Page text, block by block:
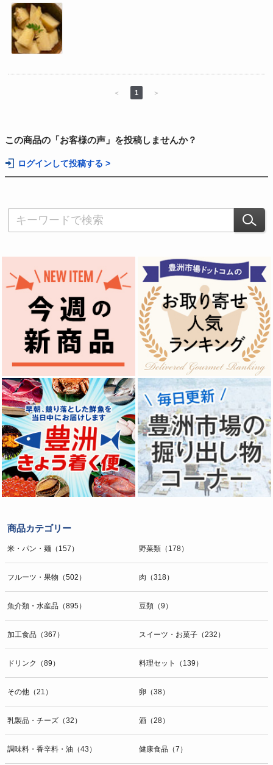
＜ 1 ＞
この商品の「お客様の声」を投稿しませんか？
ログインして投稿する >
商品カテゴリー
米・パン・麺（157） 野菜類（178）
フルーツ・果物（502） 肉（318）
魚介類・水産品（895） 豆類（9）
加工食品（367） スイーツ・お菓子（232）
ドリンク（89） 料理セット（139）
その他（21） 卵（38）
乳製品・チーズ（32） 酒（28）
調味料・香辛料・油（43） 健康食品（7）